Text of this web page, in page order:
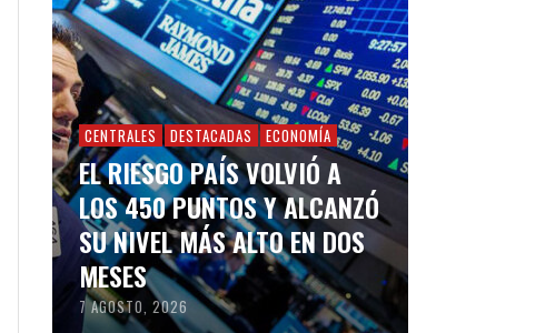
CENTRALES DESTACADAS ECONOMÍA
EL RIESGO PAÍS VOLVIÓ A
LOS 450 PUNTOS Y ALCANZÓ
SU NIVEL MÁS ALTO EN DOS
MESES
7 AGOSTO, 2026